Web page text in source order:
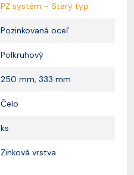
PZ systém - Starý typ
Pozinkovaná oceľ
Polkruhový
250 mm, 333 mm
Čelo
ks
Zinková vrstva